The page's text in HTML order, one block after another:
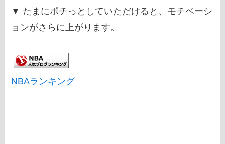
▼ たまにポチっとしていただけると、モチベーシ
ョンがさらに上がります。
NBAランキング